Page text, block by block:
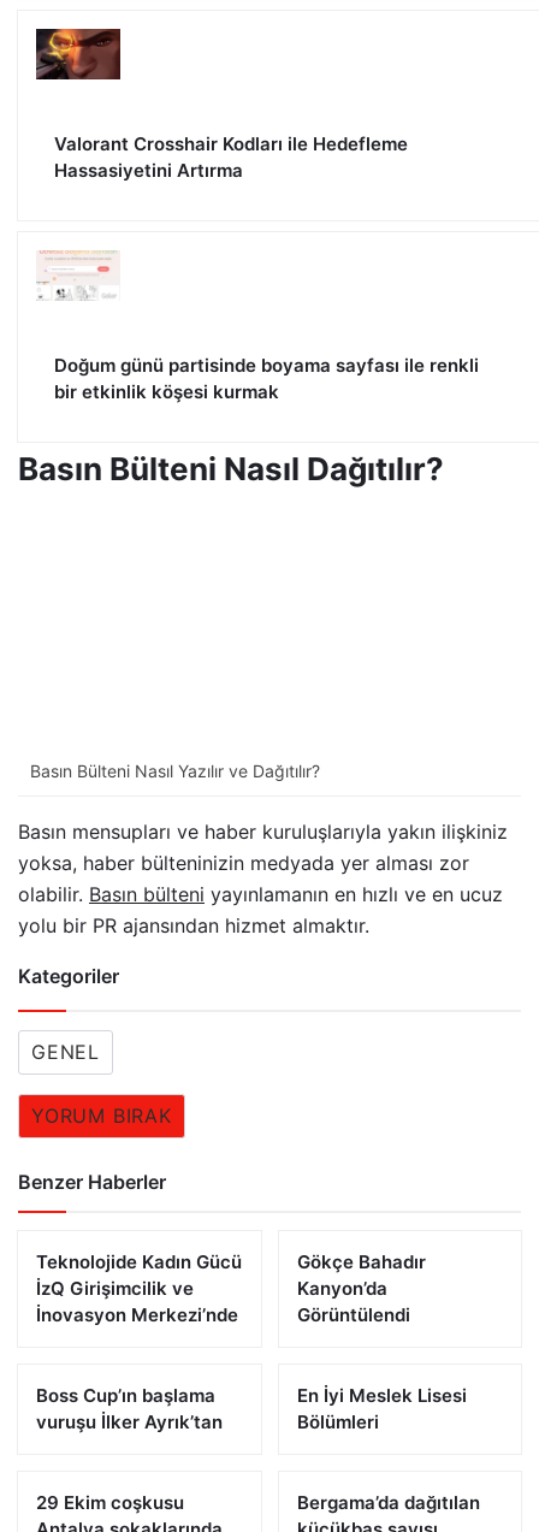
Valorant Crosshair Kodları ile Hedefleme
Hassasiyetini Artırma
Doğum günü partisinde boyama sayfası ile renkli
bir etkinlik köşesi kurmak
Basın Bülteni Nasıl Dağıtılır?
Basın Bülteni Nasıl Yazılır ve Dağıtılır?
Basın mensupları ve haber kuruluşlarıyla yakın ilişkiniz
yoksa, haber bülteninizin medyada yer alması zor
olabilir. Basın bülteni yayınlamanın en hızlı ve en ucuz
yolu bir PR ajansından hizmet almaktır.
Kategoriler
GENEL
YORUM BIRAK
Benzer Haberler
Teknolojide Kadın Gücü
İzQ Girişimcilik ve
İnovasyon Merkezi’nde
Gökçe Bahadır
Kanyon’da
Görüntülendi
Boss Cup’ın başlama
vuruşu İlker Ayrık’tan
En İyi Meslek Lisesi
Bölümleri
29 Ekim coşkusu
Bergama’da dağıtılan